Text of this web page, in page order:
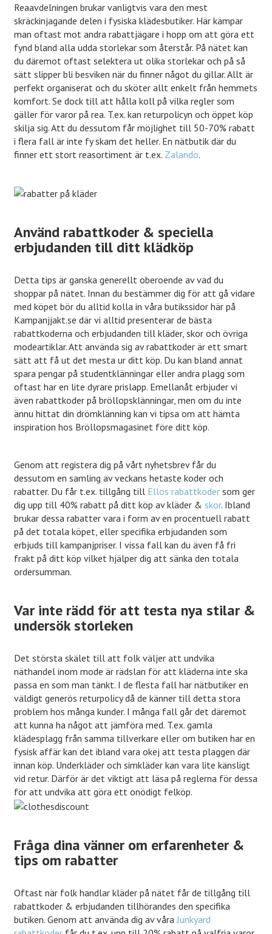
Reaavdelningen brukar vanligtvis vara den mest
skräckinjagande delen i fysiska klädesbutiker. Här kämpar
man oftast mot andra rabattjägare i hopp om att göra ett
fynd bland alla udda storlekar som återstår. På nätet kan
du däremot oftast selektera ut olika storlekar och på så
sätt slipper bli besviken när du finner något du gillar. Allt är
perfekt organiserat och du sköter allt enkelt från hemmets
komfort. Se dock till att hålla koll på vilka regler som
gäller för varor på rea. T.ex. kan returpolicyn och öppet köp
skilja sig. Att du dessutom får möjlighet till 50-70% rabatt
i flera fall är inte fy skam det heller. En nätbutik där du
finner ett stort reasortiment är t.ex. Zalando.
Använd rabattkoder & speciella
erbjudanden till ditt klädköp
Detta tips är ganska generellt oberoende av vad du
shoppar på nätet. Innan du bestämmer dig för att gå vidare
med köpet bör du alltid kolla in våra butikssidor här på
Kampanjjakt.se där vi alltid presenterar de bästa
rabattkoderna och erbjudanden till kläder, skor och övriga
modeartiklar. Att använda sig av rabattkoder är ett smart
sätt att få ut det mesta ur ditt köp. Du kan bland annat
spara pengar på studentklänningar eller andra plagg som
oftast har en lite dyrare prislapp. Emellanåt erbjuder vi
även rabattkoder på bröllopsklänningar, men om du inte
ännu hittat din drömklänning kan vi tipsa om att hämta
inspiration hos Bröllopsmagasinet före ditt köp.
Genom att registera dig på vårt nyhetsbrev får du
dessutom en samling av veckans hetaste koder och
rabatter. Du får t.ex. tillgång till Ellos rabattkoder som ger
dig upp till 40% rabatt på ditt köp av kläder &skor. Ibland
brukar dessa rabatter vara i form av en procentuell rabatt
på det totala köpet, eller specifika erbjudanden som
erbjuds till kampanjpriser. I vissa fall kan du även få fri
frakt på ditt köp vilket hjälper dig att sänka den totala
ordersumman.
Var inte rädd för att testa nya stilar &
undersök storleken
Det största skälet till att folk väljer att undvika
näthandel inom mode är rädslan för att kläderna inte ska
passa en som man tänkt. I de flesta fall har nätbutiker en
väldigt generös returpolicy då de känner till detta stora
problem hos många kunder. I många fall går det däremot
att kunna ha något att jämföra med. T.ex. gamla
klädesplagg från samma tillverkare eller om butiken har en
fysisk affär kan det ibland vara okej att testa plaggen där
innan köp. Underkläder och simkläder kan vara lite känsligt
vid retur. Därför är det viktigt att läsa på reglerna för dessa
för att undvika att göra ett onödigt felköp.
Fråga dina vänner om erfarenheter &
tips om rabatter
Oftast när folk handlar kläder på nätet får de tillgång till
rabattkoder & erbjudanden tillhörandes den specifika
butiken. Genom att använda dig av våraJunkyard